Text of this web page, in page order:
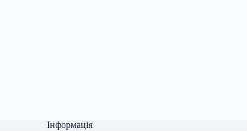
Інформація